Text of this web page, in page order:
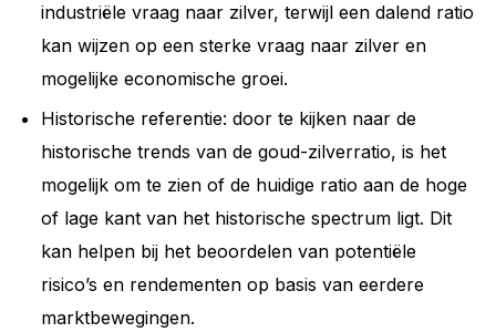
industriële vraag naar zilver, terwijl een dalend ratio
kan wijzen op een sterke vraag naar zilver en
mogelijke economische groei.
Historische referentie: door te kijken naar de
historische trends van de goud-zilverratio, is het
mogelijk om te zien of de huidige ratio aan de hoge
of lage kant van het historische spectrum ligt. Dit
kan helpen bij het beoordelen van potentiële
risico’s en rendementen op basis van eerdere
marktbewegingen.